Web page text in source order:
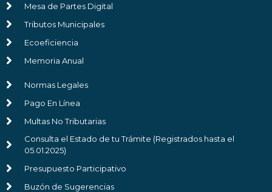
Mesa de Partes Digital
Tributos Municipales
Ecoeficiencia
Memoria Anual
Normas Legales
Pago En Línea
Multas No Tributarias
Consulta el Estado de tu Trámite (Registrados hasta el
05.01.2025)
Presupuesto Participativo
Buzón de Sugerencias